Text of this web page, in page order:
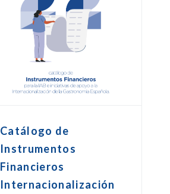
Catálogo de
Instrumentos
Financieros
Internacionalización